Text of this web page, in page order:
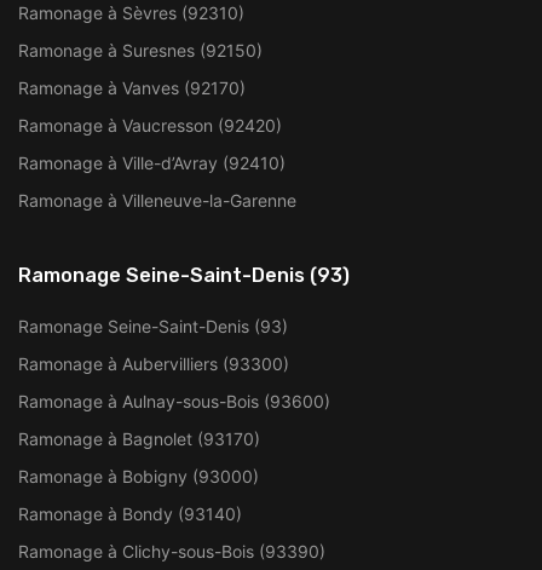
Ramonage à Sèvres (92310)
Ramonage à Suresnes (92150)
Ramonage à Vanves (92170)
Ramonage à Vaucresson (92420)
Ramonage à Ville-d’Avray (92410)
Ramonage à Villeneuve-la-Garenne
Ramonage Seine-Saint-Denis (93)
Ramonage Seine-Saint-Denis (93)
Ramonage à Aubervilliers (93300)
Ramonage à Aulnay-sous-Bois (93600)
Ramonage à Bagnolet (93170)
Ramonage à Bobigny (93000)
Ramonage à Bondy (93140)
Ramonage à Clichy-sous-Bois (93390)